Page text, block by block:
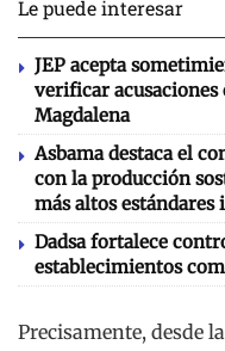
Le puede interesar
JEP acepta
verificar
Magdalena
Asbama destaca el
con la producción
más altos
Dadsa fortalece
establecimientos
Precisamente, desde